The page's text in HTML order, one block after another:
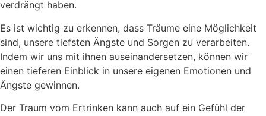
verdrängt haben.
Es ist wichtig zu erkennen, dass Träume eine Möglichkeit
sind, unsere tiefsten Ängste und Sorgen zu verarbeiten.
Indem wir uns mit ihnen auseinandersetzen, können wir
einen tieferen Einblick in unsere eigenen Emotionen und
Ängste gewinnen.
Der Traum vom Ertrinken kann auch auf ein Gefühl der